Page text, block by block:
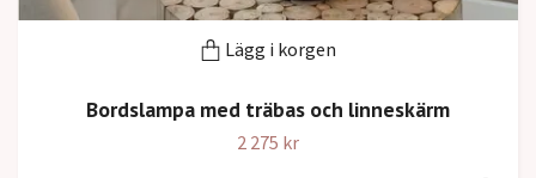
Lägg i korgen
Bordslampa med träbas och linneskärm
2 275 kr